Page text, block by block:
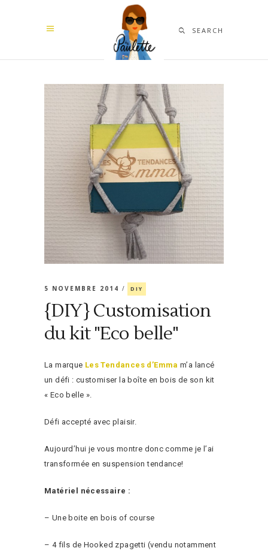
SEARCH
5 NOVEMBRE 2014 DIY
{DIY} Customisation
du kit "Eco belle"
La marque Les Tendances d’Emma m’a lancé
un défi : customiser la boîte en bois de son kit
« Eco belle ».
Défi accepté avec plaisir.
Aujourd’hui je vous montre donc comme je l’ai
transformée en suspension tendance!
Matériel nécessaire :
– Une boite en bois of course
– 4 fils de Hooked zpagetti (vendu notamment